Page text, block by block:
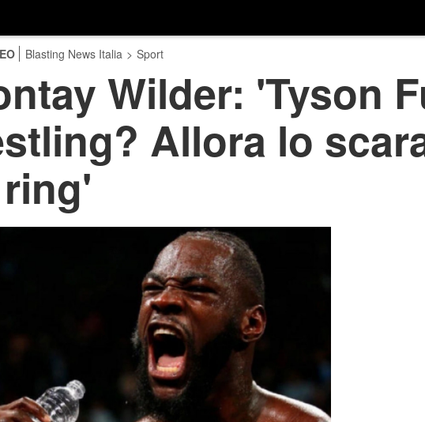
Blasting News Italia > Sport
Wilder: 'Tyson
Allora lo